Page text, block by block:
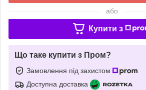
або
Купити з
Що таке купити з Пром?
Замовлення під захистом
Доступна доставка